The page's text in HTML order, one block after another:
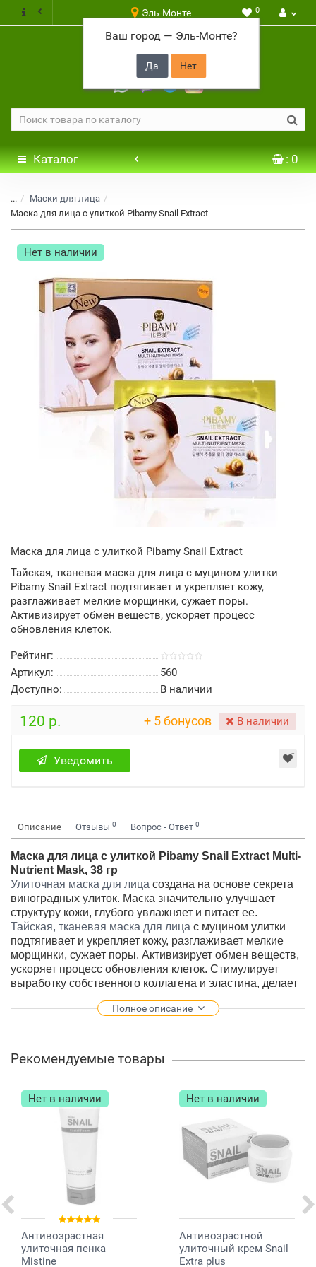
Эль-Монте
Ваш город — Эль-Монте?
0
+7 917 646 65 48
Каталог : 0
...
Маски для лица
Маска для лица с улиткой Pibamy Snail Extract
Нет в наличии
Маска для лица с улиткой Pibamy Snail Extract
Тайская, тканевая маска для лица с муцином улитки
Pibamy Snail Extract подтягивает и укрепляет кожу,
разглаживает мелкие морщинки, сужает поры.
Активизирует обмен веществ, ускоряет процесс
обновления клеток.
Рейтинг:
Артикул:
560
Доступно:
В наличии
120 р. + 5 бонусов В наличии
Уведомить
Описание Отзывы 0 Вопрос - Ответ 0
Маска для лица с улиткой Pibamy Snail Extract Multi-
Nutrient Mask, 38 гр
Улиточная маска для лица создана на основе секрета
виноградных улиток. Маска значительно улучшает
структуру кожи, глубого увлажняет и питает ее.
Тайская, тканевая маска для лица с муцином улитки
подтягивает и укрепляет кожу, разглаживает мелкие
морщинки, сужает поры. Активизирует обмен веществ,
ускоряет процесс обновления клеток. Стимулирует
выработку собственного коллагена и эластина, делает
Состав:секрет улитки, коллаген, эластин, фермент
Способ применения:наложить маску на очищенное
оставить на 20 минут. Бережно снять маску. После-
смыть остатки теплой водой.
38 мл.
Производство:Таиланд.
Полное описание
Рекомендуемые товары
Нет в наличии
Антивозрастная
улиточная пенка
Mistine
Нет в наличии
Антивозрастной
улиточный крем Snail
Extra plus